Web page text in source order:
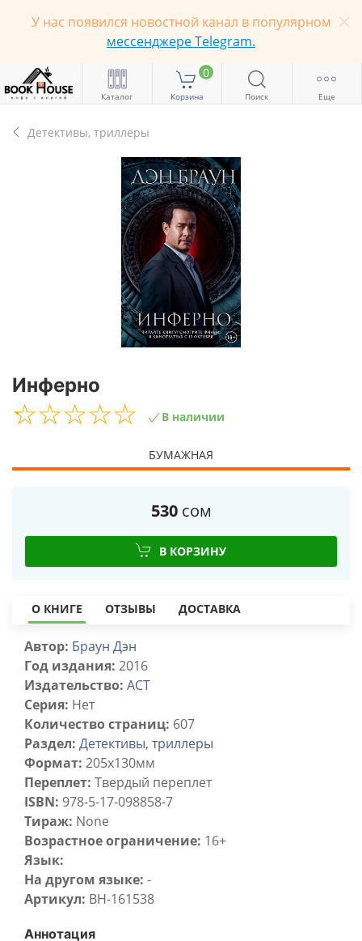
У нас появился новостной канал в популярном
мессенджере Telegram.
Каталог
0
Корзина Поиск Еще
Детективы, триллеры
Инферно
☆☆☆☆☆
★★★★★ В наличии
БУМАЖНАЯ
530 сом
В КОРЗИНУ
О КНИГЕ ОТЗЫВЫ ДОСТАВКА
Автор: Браун Дэн
Год издания: 2016
Издательство: ACT
Серия: Нет
Количество страниц: 607
Раздел: Детективы, триллеры
Формат: 205х130мм
Переплет: Твердый переплет
ISBN: 978-5-17-098858-7
Тираж: None
Возрастное ограничение: 16+
Язык:
На другом языке: -
Артикул: BH-161538
Аннотация